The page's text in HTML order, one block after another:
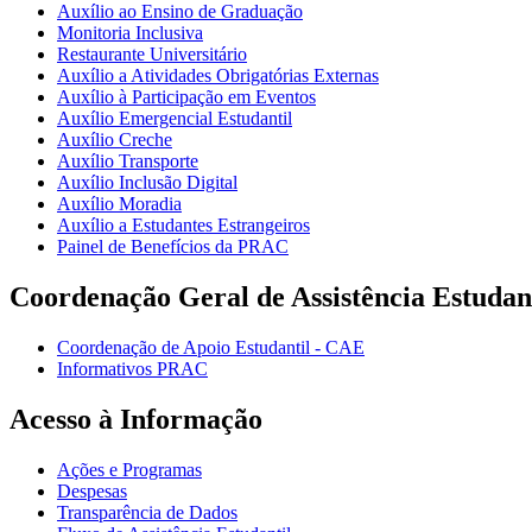
Auxílio ao Ensino de Graduação
Monitoria Inclusiva
Restaurante Universitário
Auxílio a Atividades Obrigatórias Externas
Auxílio à Participação em Eventos
Auxílio Emergencial Estudantil
Auxílio Creche
Auxílio Transporte
Auxílio Inclusão Digital
Auxílio Moradia
Auxílio a Estudantes Estrangeiros
Painel de Benefícios da PRAC
Coordenação Geral de Assistência
Coordenação de Apoio Estudantil - CAE
Informativos PRAC
Acesso à Informação
Ações e Programas
Despesas
Transparência de Dados